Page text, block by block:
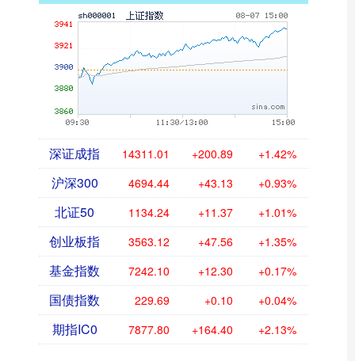
深证成指 14311.01 +200.89 +1.42%
沪深300 4694.44 +43.13 +0.93%
北证50 1134.24 +11.37 +1.01%
创业板指 3563.12 +47.56 +1.35%
基金指数 7242.10 +12.30 +0.17%
国债指数 229.69 +0.10 +0.04%
期指IC0 7877.80 +164.40 +2.13%